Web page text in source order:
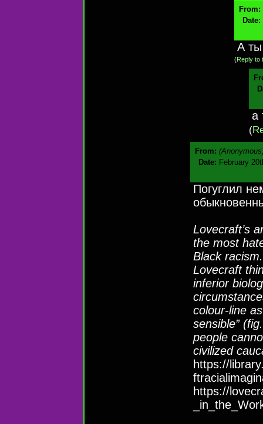
From:
Date:
А ты
(Reply to
а
(
From:
Date: February
Погуглил
Lovecraft’s
the most
Black
Lovecraft
inferior
colour-line
sensible”
people
civilized
https://
https://